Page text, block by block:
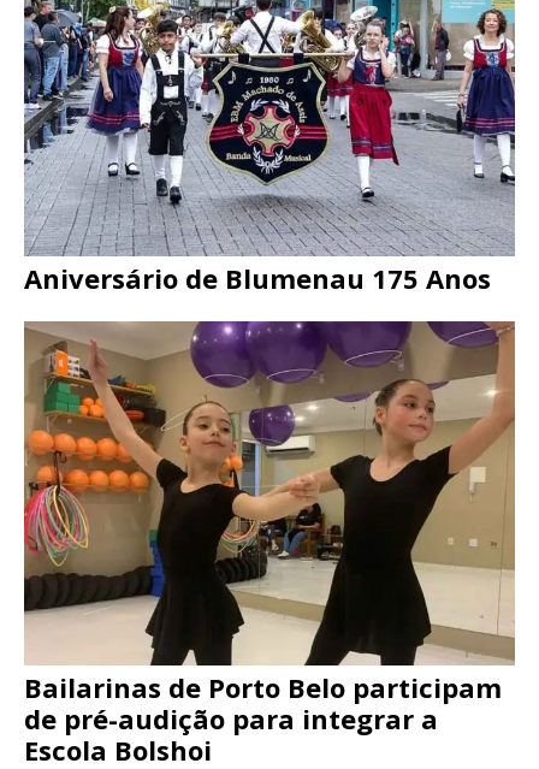
Aniversário de Blumenau 175 Anos
Bailarinas de Porto Belo participam
de pré-audição para integrar a
Escola Bolshoi